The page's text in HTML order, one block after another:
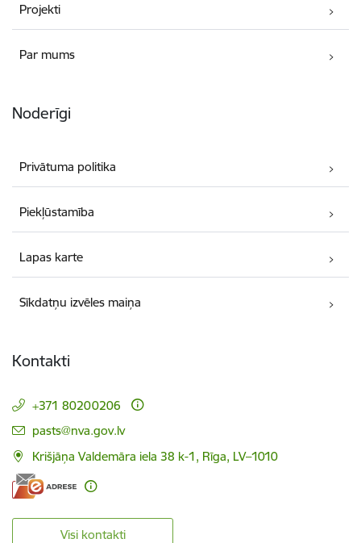
Projekti
Par mums
Noderīgi
Privātuma politika
Piekļūstamība
Lapas karte
Sīkdatņu izvēles maiņa
Kontakti
+371 80200206
E-pasts:
pasts@nva.gov.lv
Krišjāņa Valdemāra iela 38 k-1, Rīga, LV–1010
Visi kontakti